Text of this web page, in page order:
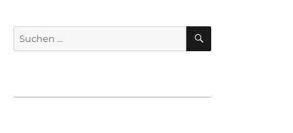
Suche
nach:
SUCHEN